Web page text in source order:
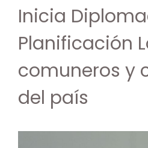
Inicia
Planificación
comuneros y
del país